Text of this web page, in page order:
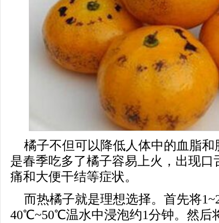
橘子不但可以降低人体中的血脂
是春季吃多了橘子容易上火，出现
痛和大便干结等症状。
而热橘子就是理想选择。首先将
40℃~50℃温水中浸泡约1分钟。然后